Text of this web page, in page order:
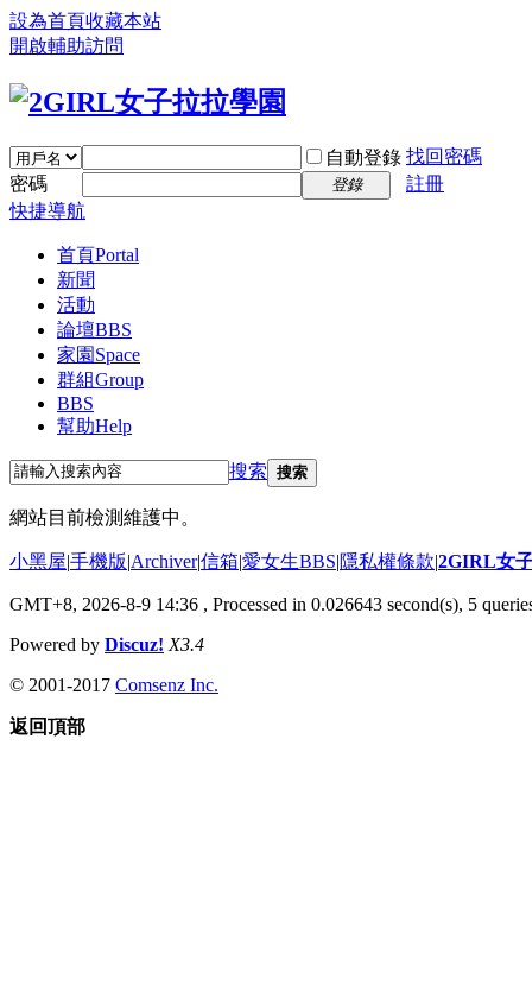
設為首頁收藏本站
開啟輔助訪問
自動登錄 找回密碼
密碼
登錄
註冊
快捷導航
首頁Portal
新聞
活動
論壇BBS
家園 Space
群組Group
BBS
幫助Help
搜索 搜索
網站目前檢測維護中。
小黑屋|手機版|Archiver|信箱|愛女生BBS|隱私權條款|2GIRL女
GMT+8, 2026-8-9 14:36 , Processed in 0.026643 second(s), 5
Powered by Discuz! X3.4
© 2001-2017 Comsenz Inc.
返回頂部